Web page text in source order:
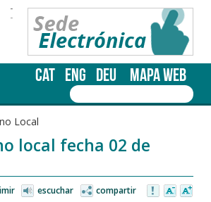
-
-
CAT ENG DEU MAPA WEB
Local
local fecha 02 de
escuchar compartir